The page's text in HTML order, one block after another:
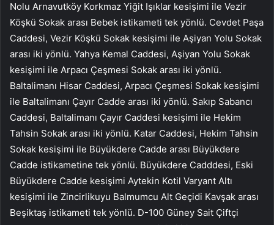
Nolu Arnavutköy Korkmaz Yiğit Işıklar kesişimi ile Vezir
Köşkü Sokak arası Bebek istikameti tek yönlü. Cevdet Paşa
Caddesi, Vezir Köşkü Sokak kesişimi ile Aşiyan Yolu Sokak
arası iki yönlü. Yahya Kemal Caddesi, Aşiyan Yolu Sokak
kesişimi ile Arpacı Çeşmesi Sokak arası iki yönlü.
Baltalimanı Hisar Caddesi, Arpacı Çeşmesi Sokak kesişimi
ile Baltalimanı Çayır Cadde arası iki yönlü. Sakıp Sabancı
Caddesi, Baltalimanı Çayır Caddesi kesişimi ile Hekim
Tahsin Sokak arası iki yönlü. Katar Caddesi, Hekim Tahsin
Sokak kesişimi ile Büyükdere Cadde arası Büyükdere
Cadde istikametine tek yönlü. Büyükdere Cadddesi, Eski
Büyükdere Cadde kesişimi Aytekin Kotil Varyant Altı
kesişimi ile Zincirlikuyu Balmumcu Alt Geçidi Kavşak arası
Beşiktaş istikameti tek yönlü. D-100 Güney Sait Çiftçi